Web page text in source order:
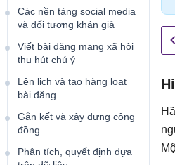
Các nền tảng social media
và đối tượng khán giả
Viết bài đăng mạng xã hội
thu hút chú ý
Lên lịch và tạo hàng loạt
bài đăng
Gắn kết và xây dựng cộng
đồng
Phân tích, quyết định dựa